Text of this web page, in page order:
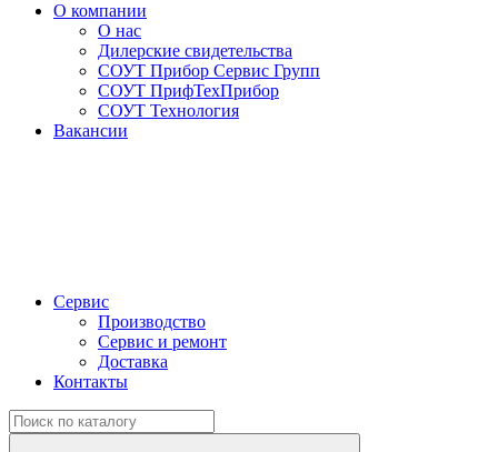
О компании
О нас
Дилерские свидетельства
СОУТ Прибор Сервис Групп
СОУТ ПрифТехПрибор
СОУТ Технология
Вакансии
Сервис
Производство
Сервис и ремонт
Доставка
Контакты